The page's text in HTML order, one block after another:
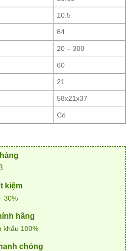
10.5
64
20 – 300
60
21
58x21x37
Có
kiệm
30%
hãng
khẩu 100%
chóng